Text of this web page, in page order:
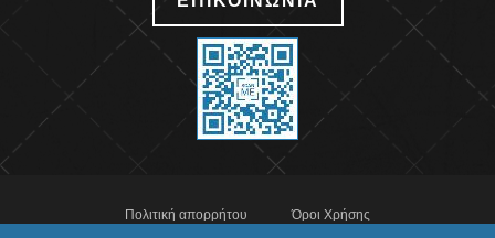
Πολιτική απορρήτου Όροι Χρήσης